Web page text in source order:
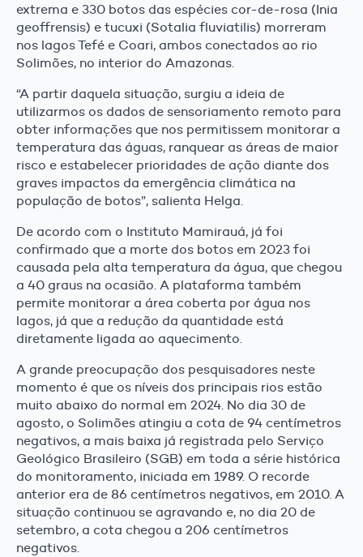
extrema e 330 botos das espécies cor-de-rosa (Inia
geoffrensis) e tucuxi (Sotalia fluviatilis) morreram
nos lagos Tefé e Coari, ambos conectados ao rio
Solimões, no interior do Amazonas.
“A partir daquela situação, surgiu a ideia de
utilizarmos os dados de sensoriamento remoto para
obter informações que nos permitissem monitorar a
temperatura das águas, ranquear as áreas de maior
risco e estabelecer prioridades de ação diante dos
graves impactos da emergência climática na
população de botos”, salienta Helga.
De acordo com o Instituto Mamirauá, já foi
confirmado que a morte dos botos em 2023 foi
causada pela alta temperatura da água, que chegou
a 40 graus na ocasião. A plataforma também
permite monitorar a área coberta por água nos
lagos, já que a redução da quantidade está
diretamente ligada ao aquecimento.
A grande preocupação dos pesquisadores neste
momento é que os níveis dos principais rios estão
muito abaixo do normal em 2024. No dia 30 de
agosto, o Solimões atingiu a cota de 94 centímetros
negativos, a mais baixa já registrada pelo Serviço
Geológico Brasileiro (SGB) em toda a série histórica
do monitoramento, iniciada em 1989. O recorde
anterior era de 86 centímetros negativos, em 2010. A
situação continuou se agravando e, no dia 20 de
setembro, a cota chegou a 206 centímetros
negativos.